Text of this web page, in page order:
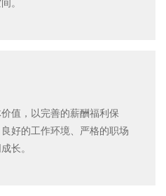
。
值，以完善的薪酬福利保
好的工作环境、严格的职场
长。